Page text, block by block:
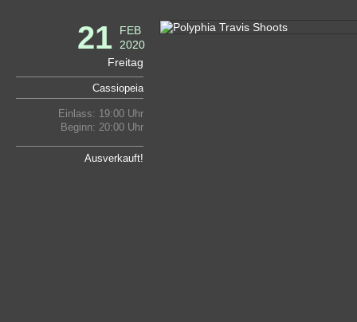
21
FEB
2020
Freitag
Cassiopeia
Einlass: 19:00 Uhr
Beginn: 20:00 Uhr
Ausverkauft!